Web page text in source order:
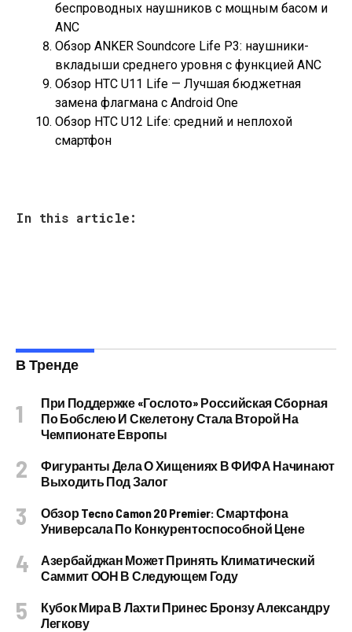
беспроводных наушников с мощным басом и
ANC
Обзор ANKER Soundcore Life P3: наушники-
вкладыши среднего уровня с функцией ANC
Обзор HTC U11 Life — Лучшая бюджетная
замена флагмана с Android One
Обзор HTC U12 Life: средний и неплохой
смартфон
In this article:
В Тренде
При Поддержке «Гослото» Российская Сборная
По Бобслею И Скелетону Стала Второй На
Чемпионате Европы
Фигуранты Дела О Хищениях В ФИФА Начинают
Выходить Под Залог
Обзор Tecno Camon 20 Premier: Смартфона
Универсала По Конкурентоспособной Цене
Азербайджан Может Принять Климатический
Саммит ООН В Следующем Году
Кубок Мира В Лахти Принес Бронзу Александру
Легкову